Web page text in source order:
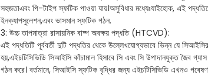
সহজতাএবং পি-টাইপ স্ফটিক পাওয়া যায়।অসুবিধার মধ্যেঃযাইহোক, এই
ইনক্যাপসুলেশন,এবং ভাসমান স্ফটিক গঠন.
3: উচ্চ তাপমাত্রা রাসায়নিক বাষ্প অবক্ষয় পদ্ধতি (HTCVD):
এই পদ্ধতিটি পূর্ববর্তী দুটি পদ্ধতির থেকে উল্লেখযোগ্যভাবে ভিন্ন যে
হয়,এইচটিসিভিডি সিআইসি কাঁচামাল হিসাবে সি এবং সি উপাদানযুক্ত জৈব
গঠন করে। বর্তমানে, সিআইসি স্ফটিক বৃদ্ধির জন্য এইচটিসিভিডি এখনও